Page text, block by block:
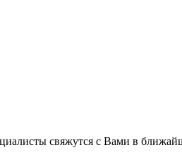
свяжутся с Вами в